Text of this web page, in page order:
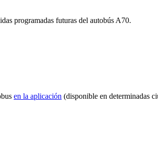
programadas futuras del autobús A70.
en la aplicación (disponible en determinadas